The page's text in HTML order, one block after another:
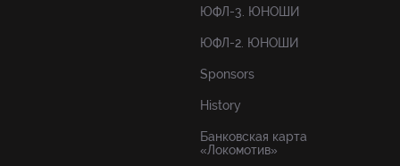
ЮФЛ-3. ЮНОШИ
ЮФЛ-2. ЮНОШИ
Sponsors
History
Банковская карта
«Локомотив»